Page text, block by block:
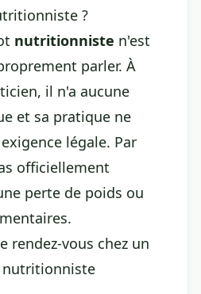
?
nutritionniste n'est
parler. À
il n'a aucune
et sa pratique ne
légale. Par
officiellement
perte de poids ou
rendez-vous chez un